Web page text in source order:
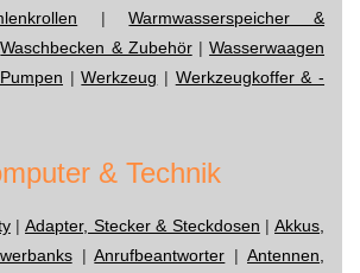
|Warmwasserspeicher &
Waschbecken & Zubehör|Wasserwaagen
|Werkzeug | Werkzeugkoffer & -
& Technik
|Adapter, Stecker & Steckdosen |Akkus,
|Anrufbeantworter |Antennen,